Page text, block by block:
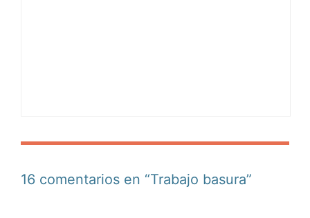
16 comentarios en “Trabajo basura”